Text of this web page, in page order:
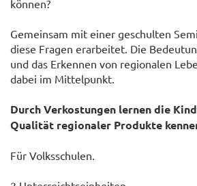
können?
Gemeinsam mit einer geschulten
diese Fragen erarbeitet. Die
und das Erkennen von regionalen
dabei im Mittelpunkt.
Durch Verkostungen lernen die
Qualität regionaler Produkte
Für Volksschulen.